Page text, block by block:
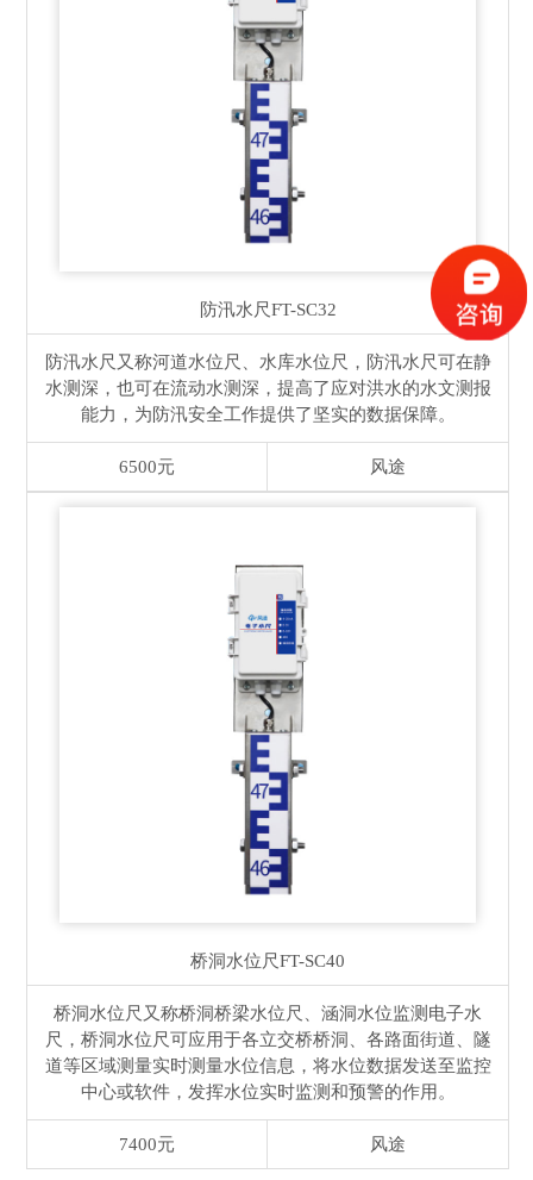
防汛水尺FT-SC32
防汛水尺又称河道水位尺、水库水位尺，防汛水尺可在静
水测深，也可在流动水测深，提高了应对洪水的水文测报
能力，为防汛安全工作提供了坚实的数据保障。
6500元 风途
桥洞水位尺FT-SC40
桥洞水位尺又称桥洞桥梁水位尺、涵洞水位监测电子水
尺，桥洞水位尺可应用于各立交桥桥洞、各路面街道、隧
道等区域测量实时测量水位信息，将水位数据发送至监控
中心或软件，发挥水位实时监测和预警的作用。
7400元 风途